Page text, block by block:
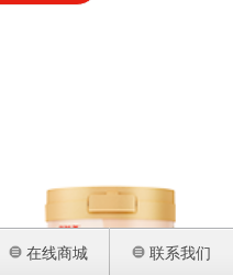
在线商城 联系我们